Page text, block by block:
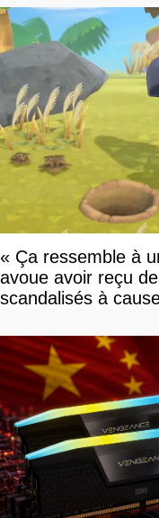
« Ça ressemble à
avoue avoir reçu
scandalisés à